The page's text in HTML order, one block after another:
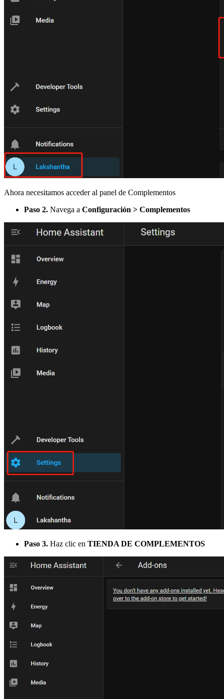
Ahora necesitamos acceder al panel de Complementos
Paso 2. Navega a Configuración > Complementos
Paso 3. Haz clic en TIENDA DE COMPLEMENTOS